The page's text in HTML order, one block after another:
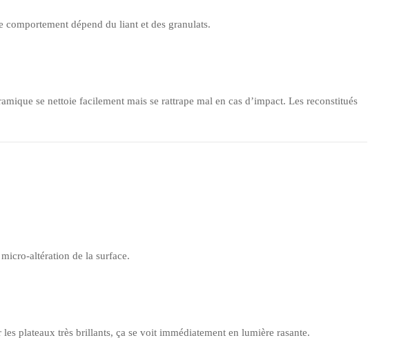
dépend du liant et des granulats.
se nettoie facilement mais se rattrape mal en cas d’impact. Les reconstitués
altération de la surface.
plateaux très brillants, ça se voit immédiatement en lumière rasante.